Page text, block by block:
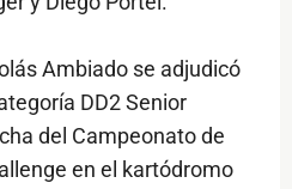
Ambiado se adjudicó
DD2 Senior
del Campeonato de
en el kartódromo